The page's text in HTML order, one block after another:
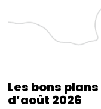
Les bons
d’août 2026